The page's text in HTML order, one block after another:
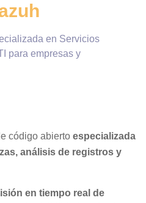
en Servicios
para empresas y
código abierto especializada
análisis de registros y
en tiempo real de